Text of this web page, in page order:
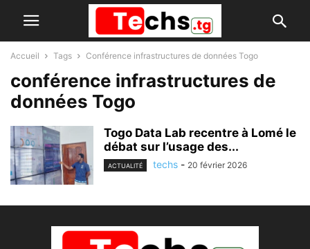
Accueil Tags Conférence infrastructures de données Togo
conférence infrastructures de
données Togo
Togo Data Lab recentre à Lomé le
débat sur l’usage des...
ACTUALITÉ techs - 20 février 2026